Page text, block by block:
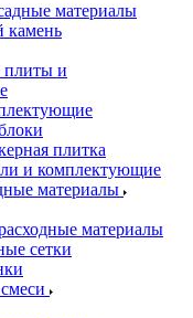
материалы
камень
плиты и
плитка
и комплектующие
материалы
материалы
сетки